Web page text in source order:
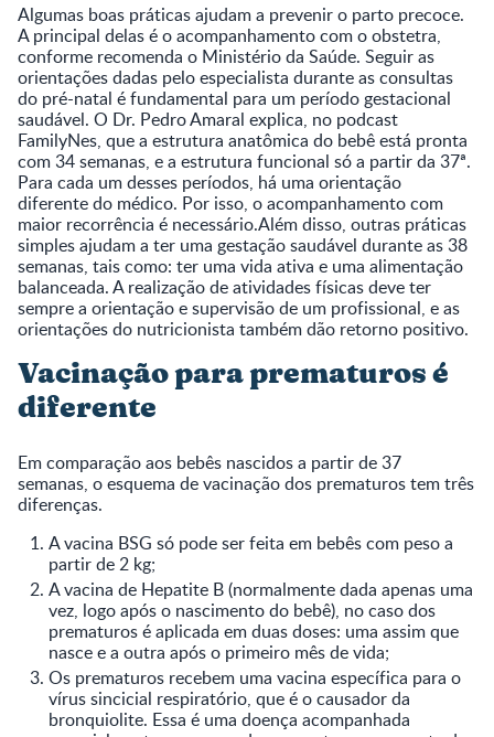
Algumas boas práticas ajudam a prevenir o parto precoce.
A principal delas é o acompanhamento com o obstetra,
conforme recomenda o Ministério da Saúde. Seguir as
orientações dadas pelo especialista durante as consultas
do pré-natal é fundamental para um período gestacional
saudável. O Dr. Pedro Amaral explica, no podcast
FamilyNes, que a estrutura anatômica do bebê está pronta
com 34 semanas, e a estrutura funcional só a partir da 37ª.
Para cada um desses períodos, há uma orientação
diferente do médico. Por isso, o acompanhamento com
maior recorrência é necessário.Além disso, outras práticas
simples ajudam a ter uma gestação saudável durante as 38
semanas, tais como: ter uma vida ativa e uma alimentação
balanceada. A realização de atividades físicas deve ter
sempre a orientação e supervisão de um profissional, e as
orientações do nutricionista também dão retorno positivo.
Vacinação para prematuros é
diferente
Em comparação aos bebês nascidos a partir de 37
semanas, o esquema de vacinação dos prematuros tem três
diferenças.
A vacina BSG só pode ser feita em bebês com peso a
partir de 2 kg;
A vacina de Hepatite B (normalmente dada apenas uma
vez, logo após o nascimento do bebê), no caso dos
prematuros é aplicada em duas doses: uma assim que
nasce e a outra após o primeiro mês de vida;
Os prematuros recebem uma vacina específica para o
vírus sincicial respiratório, que é o causador da
bronquiolite. Essa é uma doença acompanhada